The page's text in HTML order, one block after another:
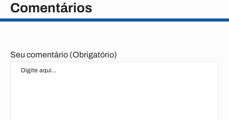
Comentários
Seu comentário (Obrigatório)